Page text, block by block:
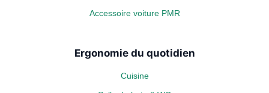
Accessoire voiture PMR
Ergonomie du quotidien
Cuisine